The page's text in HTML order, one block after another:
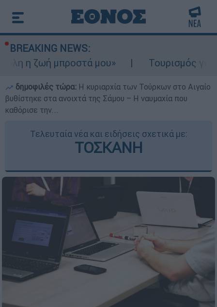
BREAKING NEWS:
μου»
Τουρισμός για Ολους
δημοφιλές τώρα: Η κυριαρχία των Τούρκων στο Αιγαίο
βυθίστηκε στα ανοιχτά της Σάμου – Η ναυμαχία που
καθόρισε την...
Τελευταία νέα και ειδήσεις σχετικά με:
ΤΟΣΚΑΝΗ